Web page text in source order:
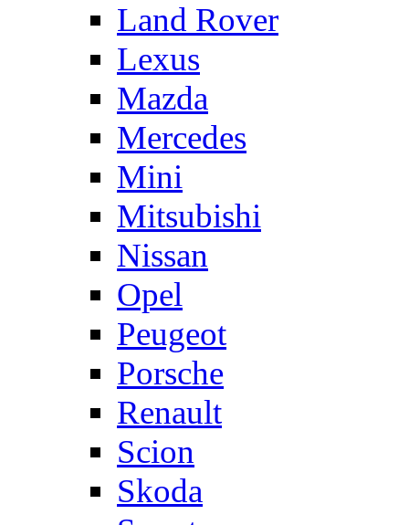
Land Rover
Lexus
Mazda
Mercedes
Mini
Mitsubishi
Nissan
Opel
Peugeot
Porsche
Renault
Scion
Skoda